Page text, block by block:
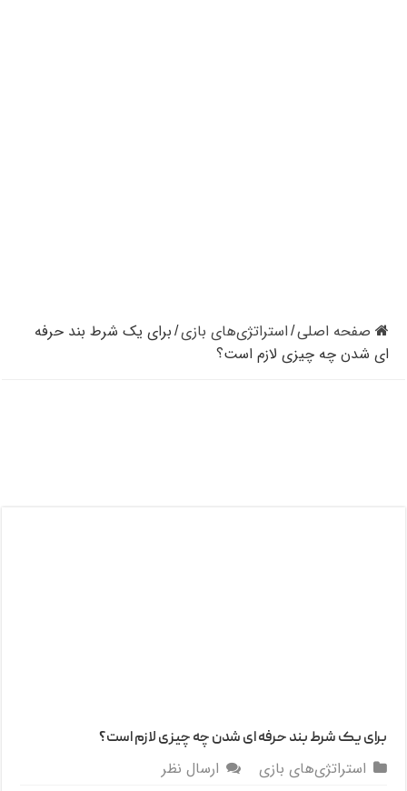
صفحه اصلی/ استراتژی‌های بازی/ برای یک شرط بند حرفه
ای شدن چه چیزی لازم است؟
برای یک شرط بند حرفه ای شدن چه چیزی لازم است؟
استراتژی‌های بازی
ارسال نظر